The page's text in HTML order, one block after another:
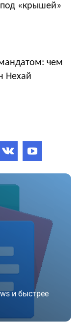
«крышей»
чем
Нехай
и быстрее